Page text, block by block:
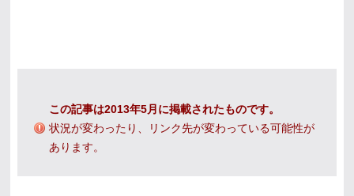
この記事は2013年5月に掲載されたものです。
状況が変わったり、リンク先が変わっている可能性が
あります。